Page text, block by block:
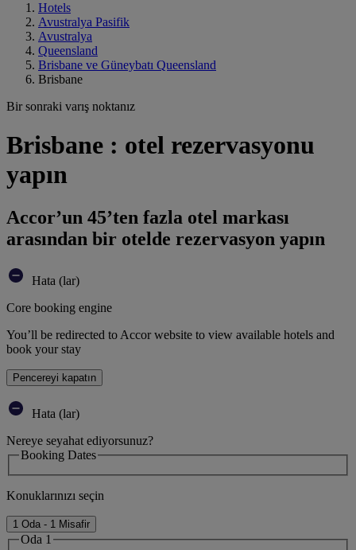
Hotels
Avustralya Pasifik
Avustralya
Queensland
Brisbane ve Güneybatı Queensland
Brisbane
Bir sonraki varış noktanız
Brisbane : otel rezervasyonu
yapın
Accor’un 45’ten fazla otel markası
arasından bir otelde rezervasyon yapın
Hata (lar)
Core booking engine
You’ll be redirected to Accor website to view available hotels and
book your stay
Pencereyi kapatın
Hata (lar)
Nereye seyahat ediyorsunuz?
Booking Dates
Konuklarınızı seçin
1 Oda - 1 Misafir
Oda 1